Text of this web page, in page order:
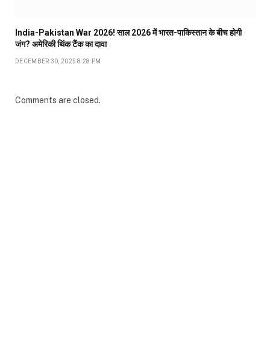
India-Pakistan War 2026! साल 2026 में भारत-पाकिस्तान के बीच होगी
जंग? अमेरिकी थिंक टैंक का दावा
DECEMBER 30, 2025 8:28 PM
Comments are closed.